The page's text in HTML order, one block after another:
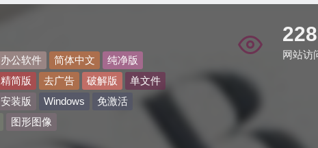
办公软件 简体中文
纯净版
精简版 去广告 破解版
单文件
安装版 Windows
免激活
图形图像
网站访